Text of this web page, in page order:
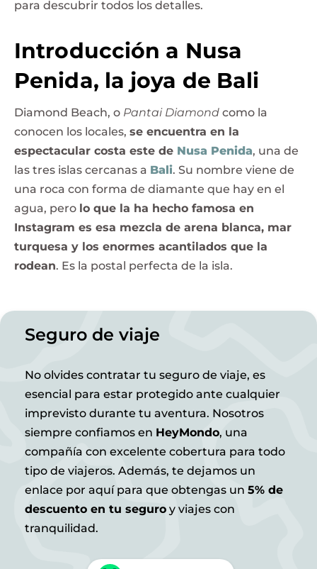
para descubrir todos los detalles.
Introducción a Nusa
Penida, la joya de Bali
Diamond Beach, o Pantai Diamond como la
conocen los locales, se encuentra en la
espectacular costa este de Nusa Penida, una de
las tres islas cercanas a Bali. Su nombre viene de
una roca con forma de diamante que hay en el
agua, pero lo que la ha hecho famosa en
Instagram es esa mezcla de arena blanca, mar
turquesa y los enormes acantilados que la
rodean. Es la postal perfecta de la isla.
Seguro de viaje
No olvides contratar tu seguro de viaje, es
esencial para estar protegido ante cualquier
imprevisto durante tu aventura. Nosotros
siempre confiamos en HeyMondo, una
compañía con excelente cobertura para todo
tipo de viajeros. Además, te dejamos un
enlace por aquí para que obtengas un 5% de
descuento en tu seguro y viajes con
tranquilidad.